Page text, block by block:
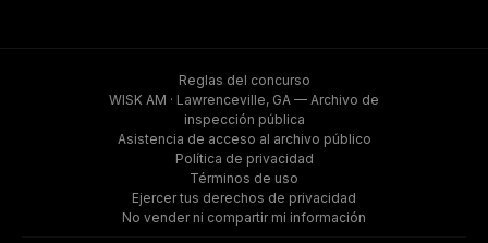
Reglas del concurso
WISK AM · Lawrenceville, GA — Archivo de
inspección pública
Asistencia de acceso al archivo público
Política de privacidad
Términos de uso
Ejercer tus derechos de privacidad
No vender ni compartir mi información